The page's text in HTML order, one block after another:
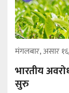
मंगलबार, असार
भारतीय
सुरु